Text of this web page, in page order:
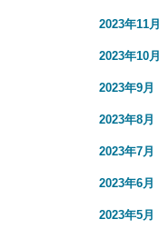
2023年11月
2023年10月
2023年9月
2023年8月
2023年7月
2023年6月
2023年5月